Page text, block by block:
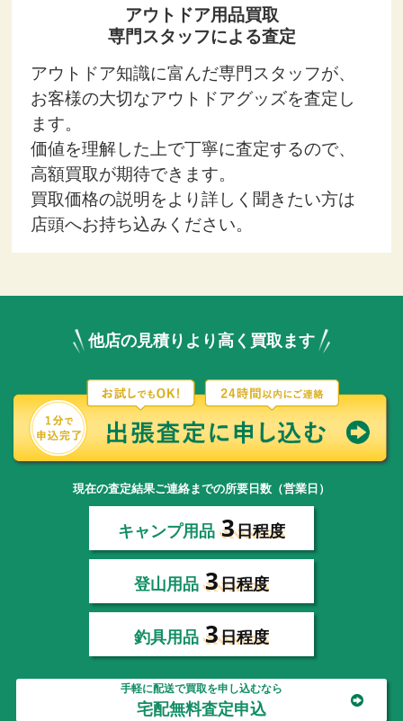
アウトドア用品買取
専門スタッフによる査定
アウトドア知識に富んだ専門スタッフが、
お客様の大切なアウトドアグッズを査定し
ます。
価値を理解した上で丁寧に査定するので、
高額買取が期待できます。
買取価格の説明をより詳しく聞きたい方は
店頭へお持ち込みください。
他店の見積りより高く買取ます
現在の査定結果ご連絡までの所要日数（営業日）
キャンプ用品 3日程度
登山用品 3日程度
釣具用品 3日程度
手軽に配送で買取を申し込むなら
宅配無料査定申込